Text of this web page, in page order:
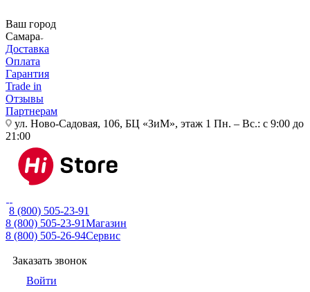
Ваш город
Самара
Доставка
Оплата
Гарантия
Trade in
Отзывы
Партнерам
ул. Ново-Садовая, 106, БЦ «ЗиМ», этаж 1 Пн. – Вс.: с 9:00 до
21:00
8 (800) 505-23-91
8 (800) 505-23-91Магазин
8 (800) 505-26-94Сервис
Заказать звонок
Войти